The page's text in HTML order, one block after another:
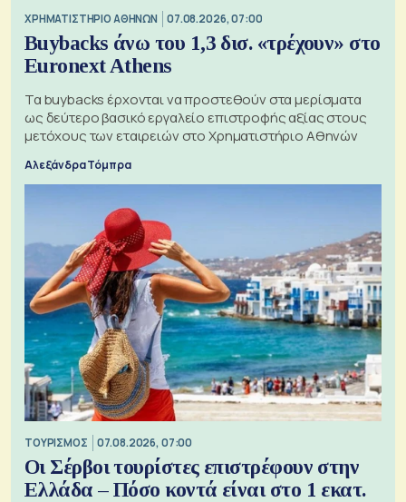
XΡΗΜΑΤΙΣΤΗΡΙΟ ΑΘΗΝΩΝ 07.08.2026, 07:00
Buybacks άνω του 1,3 δισ. «τρέχουν» στο
Euronext Athens
Τα buybacks έρχονται να προστεθούν στα μερίσματα
ως δεύτερο βασικό εργαλείο επιστροφής αξίας στους
μετόχους των εταιρειών στο Χρηματιστήριο Αθηνών
Αλεξάνδρα Τόμπρα
ΤΟΥΡΙΣΜΟΣ 07.08.2026, 07:00
Οι Σέρβοι τουρίστες επιστρέφουν στην
Ελλάδα – Πόσο κοντά είναι στο 1 εκατ.